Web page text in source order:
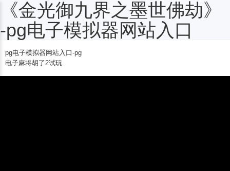
《金光御九界之墨世佛劫》
-pg电子模拟器网站入口
pg电子模拟器网站入口-pg
电子麻将胡了2试玩
麻将胡了2试玩